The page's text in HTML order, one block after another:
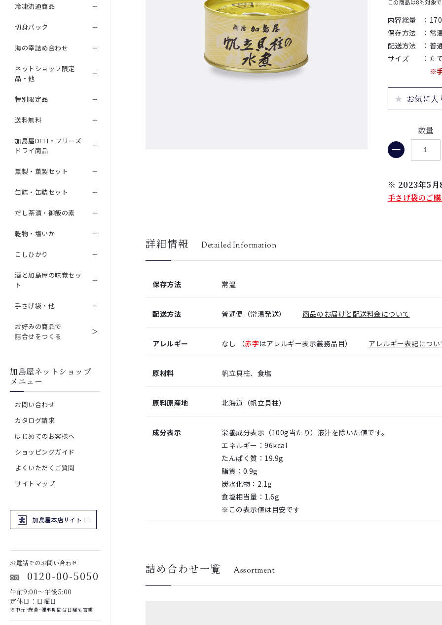
この商品は8％対象
内容総量 ：
保存方法
： 常
配送方法
： 普
サイズ
： た
※
お気に入
数量
※ 2023年5月
手さげ袋のご
詳細情報 Detailed Information
保存方法 常温
配送方法 普通便（常温発送） 商品のお届けと配送料金について
アレルギー なし （赤字はアレルギー表示義務品目） アレルギー表記につい
原材料 帆立貝柱、食塩
原料原産地 北海道（帆立貝柱）
成分表示
栄養成分表示（100g当たり）液汁を除いた値です。
エネルギー：96kcal
たんぱく質：19.9g
脂質：0.9g
炭水化物：2.1g
食塩相当量：1.6g
※この表示値は目安です
詰め合わせ一覧 Assortment
冷凍流通商品
切身パック
海の幸詰め合わせ
ネットショップ限定
品・他
特別限定品
送料無料
加島屋DELI・フリーズ
ドライ商品
薫製・薫製セット
缶詰・缶詰セット
だし茶漬・御飯の素
乾物・塩いか
こしひかり
酒と加島屋の味覚セッ
ト
手さげ袋・他
お好みの商品で
詰合せをつくる
加島屋ネットショップ
メニュー
お問い合わせ
カタログ請求
はじめてのお客様へ
ショッピングガイド
よくいただくご質問
サイトマップ
加島屋本店サイト
お電話でのお問い合わせ
0120-00-5050
午前9:00～午後5:00
定休日：日曜日
※中元･歳暮･催事期間は日曜も営業